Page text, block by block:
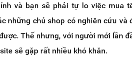
và bạn sẽ phải tự lo việc mua
những chủ shop có nghiên cứu và
Thế nhưng, với người mới lần
sẽ gặp rất nhiều khó khăn.